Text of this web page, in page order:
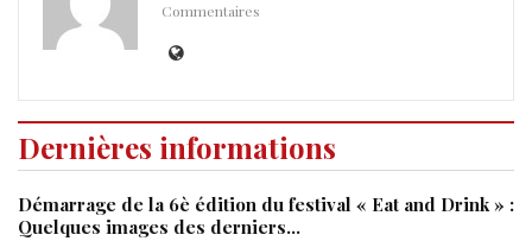
Commentaires
Dernières informations
Démarrage de la 6è édition du festival « Eat and Drink » :
Quelques images des derniers…